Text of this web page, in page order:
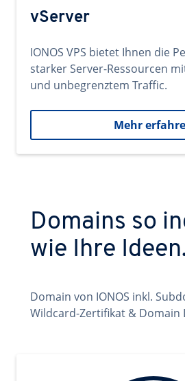
vServer
IONOS VPS bietet Ihnen die
starker Server-Ressourcen
und unbegrenztem Traffic.
Mehr
Domains so
wie Ihre
Domain von IONOS inkl.
Wildcard-Zertifikat & Domain